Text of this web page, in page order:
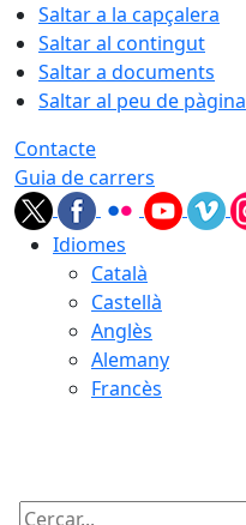
Saltar a la capçalera
Saltar al contingut
Saltar a documents
Saltar al peu de pàgina
Contacte
Guia de carrers
Idiomes
Català
Castellà
Anglès
Alemany
Francès